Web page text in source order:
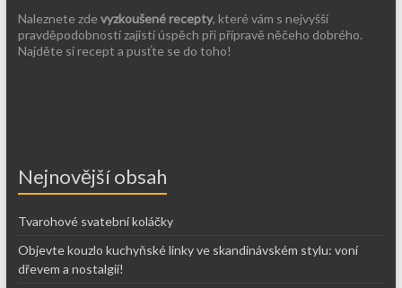
Naleznete zde vyzkoušené recepty, které vám s nejvyšší
pravděpodobností zajistí úspěch při přípravě něčeho dobrého.
Najděte si recept a pusťte se do toho!
Nejnovější obsah
Tvarohové svatební koláčky
Objevte kouzlo kuchyňské linky ve skandinávském stylu: voní
dřevem a nostalgií!